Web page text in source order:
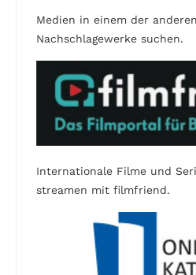
Medien in einem der anderen
Nachschlagewerke suchen.
Internationale Filme und
streamen mit filmfriend.